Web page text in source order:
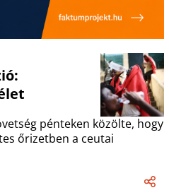
pénteken közölte, hogy
őrizetben a ceutai